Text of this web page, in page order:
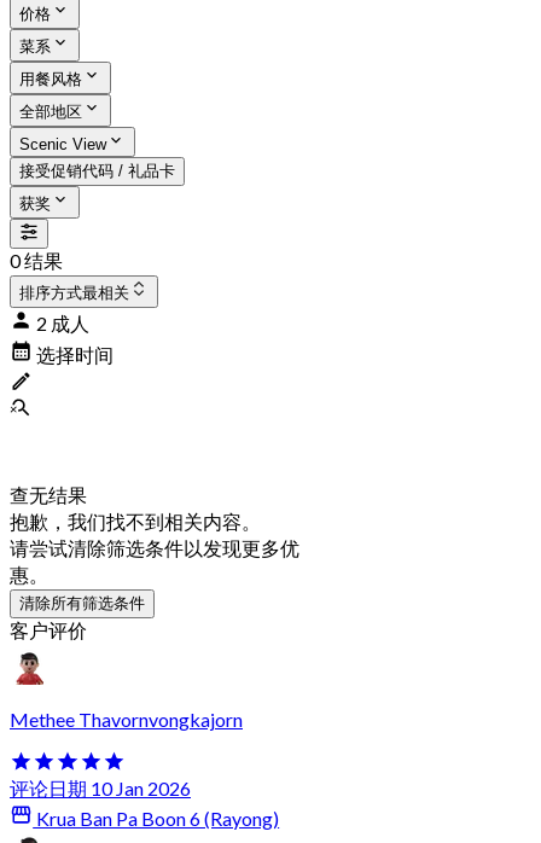
价格
菜系
用餐风格
全部地区
Scenic View
接受促销代码 / 礼品卡
获奖
0 结果
排序方式最相关
2 成人
选择时间
查无结果
抱歉，我们找不到相关内容。
请尝试清除筛选条件以发现更多优
惠。
清除所有筛选条件
客户评价
Methee Thavornvongkajorn
评论日期 10 Jan 2026
Krua Ban Pa Boon 6 (Rayong)